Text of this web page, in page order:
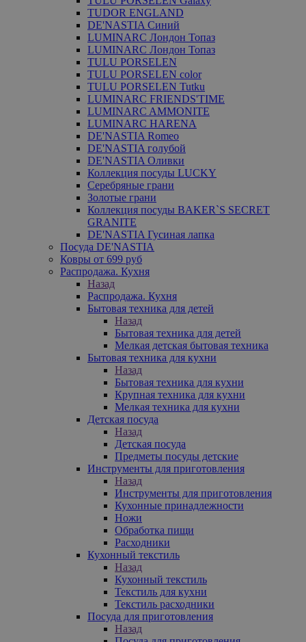
TUDOR ENGLAND
DE'NASTIA Синий
LUMINARC Лондон Топаз
LUMINARC Лондон Топаз
TULU PORSELEN
TULU PORSELEN color
TULU PORSELEN Tutku
LUMINARC FRIENDS'TIME
LUMINARC AMMONITE
LUMINARC HARENA
DE'NASTIA Romeo
DE'NASTIA голубой
DE'NASTIA Оливки
Коллекция посуды LUCKY
Серебряные грани
Золотые грани
Коллекция посуды BAKER`S SECRET
GRANITE
DE'NASTIA Гусиная лапка
Посуда DE'NASTIA
Ковры от 699 руб
Распродажа. Кухня
Назад
Распродажа. Кухня
Бытовая техника для детей
Назад
Бытовая техника для детей
Мелкая детская бытовая техника
Бытовая техника для кухни
Назад
Бытовая техника для кухни
Крупная техника для кухни
Мелкая техника для кухни
Детская посуда
Назад
Детская посуда
Предметы посуды детские
Инструменты для приготовления
Назад
Инструменты для приготовления
Кухонные принадлежности
Ножи
Обработка пищи
Расходники
Кухонный текстиль
Назад
Кухонный текстиль
Текстиль для кухни
Текстиль расходники
Посуда для приготовления
Назад